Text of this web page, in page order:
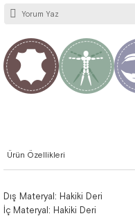
Yorum Yaz
Ürün Özellikleri
Dış Materyal: Hakiki Deri
İç Materyal: Hakiki Deri